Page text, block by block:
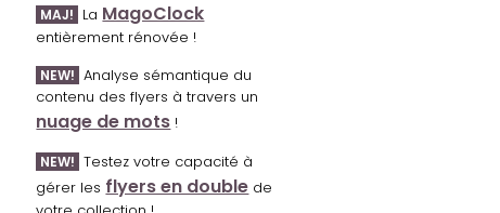
MAJ! La MagoClock
entièrement rénovée !
NEW! Analyse sémantique du
contenu des flyers à travers un
nuage de mots !
NEW! Testez votre capacité à
gérer les flyers en double de